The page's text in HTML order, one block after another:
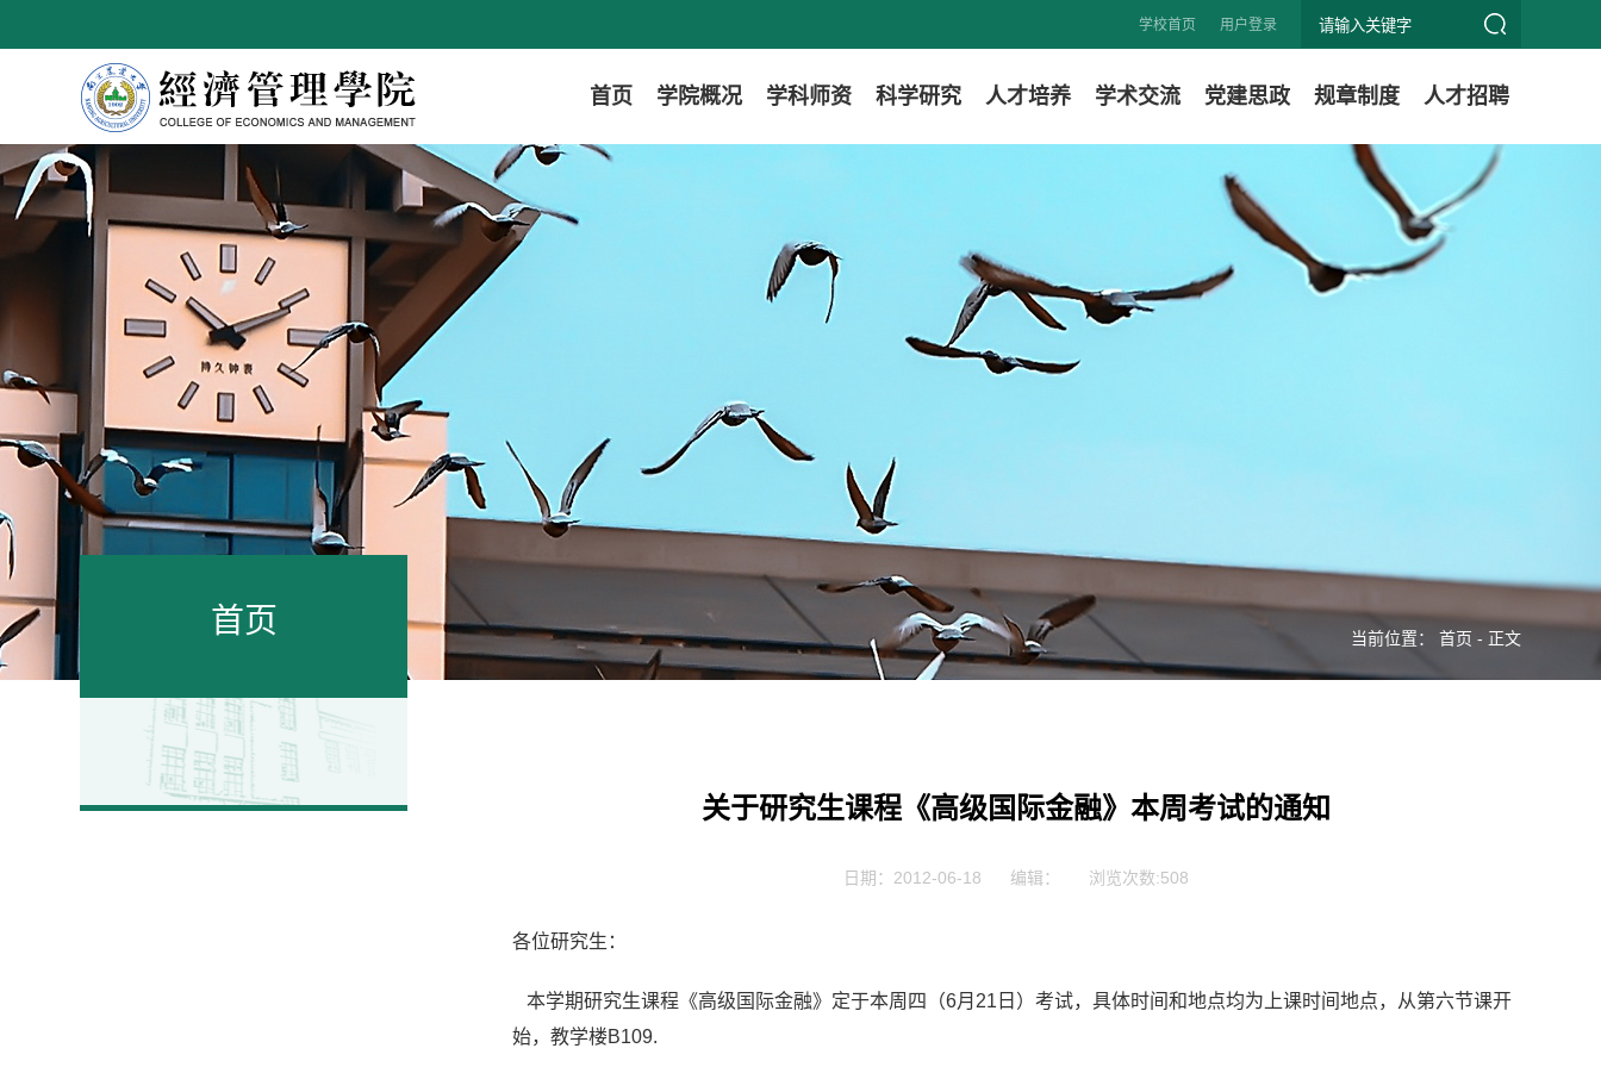
学校首页 用户登录
首页 学院概况 学科师资 科学研究 人才培养 学术交流 党建思政 规章制度 人才招聘
首页 当前位置： 首页 - 正文
关于研究生课程《高级国际金融》本周考试的通知
日期：2012-06-18 编辑： 浏览次数:508
各位研究生：
本学期研究生课程《高级国际金融》定于本周四（6月21日）考试，具体时间和地点均为上课时间地点，从第六节课开
始，教学楼B109.